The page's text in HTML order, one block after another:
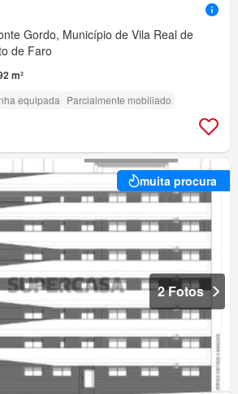
Gordo, Município de Vila Real de
de Faro
m²
equipada Parcialmente mobiliado
muita procura
2 Fotos